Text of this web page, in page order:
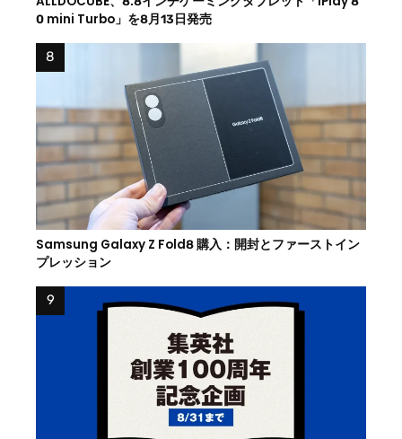
0 mini Turbo」を8月13日発売
Samsung Galaxy Z Fold8 購入：開封とファーストイン
プレッション